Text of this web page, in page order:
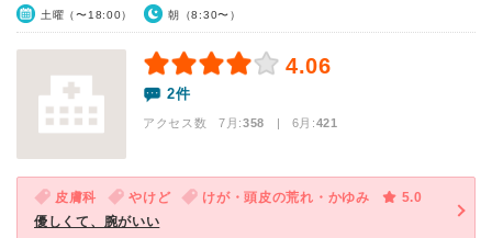
土曜（〜18:00） 朝（8:30〜）
4.06
2件
アクセス数 7月:358 | 6月:421
皮膚科 やけど けが・頭皮の荒れ・かゆみ
5.0
優しくて、腕がいい